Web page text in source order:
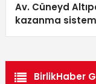
Av. Cüneyd
kazanma
BirlikHaber